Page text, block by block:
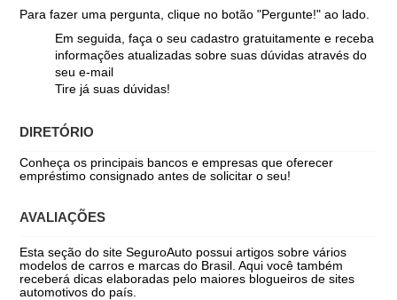
Para fazer uma pergunta, clique no botão "Pergunte!" ao lado.
Em seguida, faça o seu cadastro gratuitamente e receba
informações atualizadas sobre suas dúvidas através do
seu e-mail
Tire já suas dúvidas!
DIRETÓRIO
Conheça os principais bancos e empresas que oferecer
empréstimo consignado antes de solicitar o seu!
AVALIAÇÕES
Esta seção do site SeguroAuto possui artigos sobre vários
modelos de carros e marcas do Brasil. Aqui você também
receberá dicas elaboradas pelo maiores blogueiros de sites
automotivos do país.